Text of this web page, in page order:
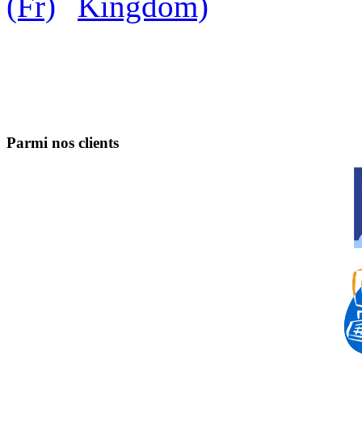
Parmi nos clients